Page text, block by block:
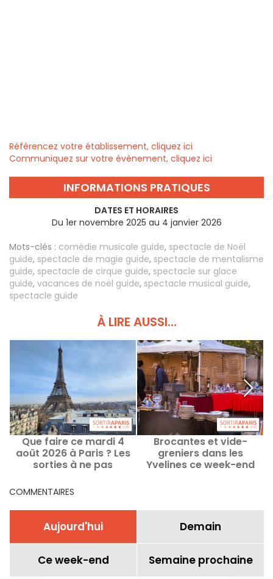
Référencez votre établissement, cliquez ici
Communiquez sur votre évènement, cliquez ici
INFORMATIONS PRATIQUES
DATES ET HORAIRES
Du 1er novembre 2025 au 4 janvier 2026
Mots-clés : comédie musicale guide, spectacle de Noël
guide, spectacle de magie guide, spectacle de mentalisme
guide, spectacle de cirque guide, spectacle sur glace
guide, vacances de noël guide, spectacle musical guide,
spectacle guide
À LIRE AUSSI...
Que faire ce mardi 4
août 2026 à Paris ? Les
sorties à ne pas
Brocantes et vide-
greniers dans les
Yvelines ce week-end
COMMENTAIRES
Aujourd'hui Demain
Ce week-end Semaine prochaine